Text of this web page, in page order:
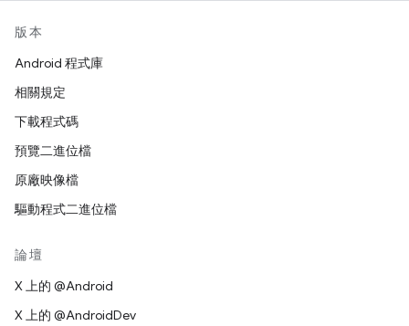
版本
Android 程式庫
相關規定
下載程式碼
預覽二進位檔
原廠映像檔
驅動程式二進位檔
論壇
X 上的 @Android
X 上的 @AndroidDev